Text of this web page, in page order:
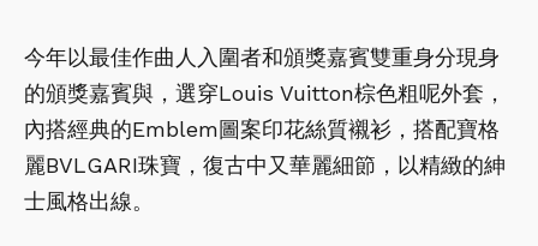
今年以最佳作曲人入圍者和頒獎嘉賓雙重身分現身
的頒獎嘉賓與，選穿Louis Vuitton棕色粗呢外套，
內搭經典的Emblem圖案印花絲質襯衫，搭配寶格
麗BVLGARI珠寶，復古中又華麗細節，以精緻的紳
士風格出線。